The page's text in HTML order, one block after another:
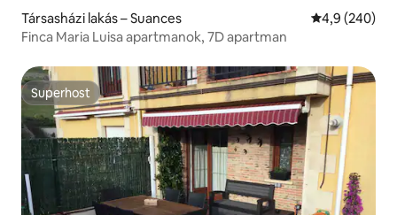
Társasházi lakás – Suances Átlagos
4,9 (240)
Finca Maria Luisa apartmanok, 7D apartman
Superhost
Superhost